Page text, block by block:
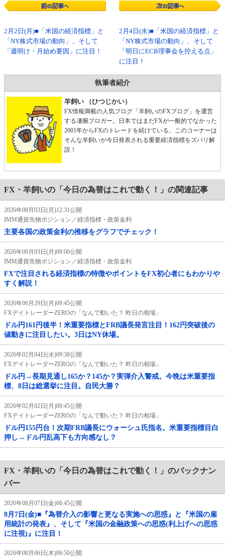
2月2日(月)■「米国の経済指標」と
「NY株式市場の動向」、そして
「週明け・月始め要因」に注目！
2月4日(水)■「米国の経済指標」と
「NY株式市場の動向」、そして
「明日にECB理事会を控える点」
に注目！
執筆者紹介
羊飼い （ひつじかい）
FX情報満載の人気ブログ「羊飼いのFXブログ」を運営
する凄腕ブロガー。日本ではまだFXが一般的でなかった
2001年からFXのトレードを続けている。このコーナーは
そんな羊飼いが今日発表される重要経済指標をズバリ解
説！
FX・羊飼いの「今日の為替はこれで動く！」の関連記事
2026年08月03日(月)12:31公開
IMM通貨先物ポジション／経済指標・政策金利
主要各国の政策金利の推移をグラフでチェック！
2026年08月03日(月)09:00公開
IMM通貨先物ポジション／経済指標・政策金利
FXで注目される経済指標の特徴やポイントをFX初心者にもわかりや
すく解説！
2026年06月29日(月)09:45公開
FXデイトレーダーZEROの「なんで動いた？ 昨日の相場」
ドル円161円後半！米重要指標とFRB議長発言注目！162円突破後の
値動きに注目したい。3日はNY休場。
2026年02月04日(水)09:38公開
FXデイトレーダーZEROの「なんで動いた？ 昨日の相場」
ドル円→長期見通し165か？145か？実弾介入警戒。今晩は米重要指
標、8日は総選挙に注目。自民大勝？
2026年02月02日(月)09:45公開
FXデイトレーダーZEROの「なんで動いた？ 昨日の相場」
ドル円155円台！次期FRB議長にウォーシュ氏指名。米重要指標目白
押し→ドル円乱高下も方向感なし？
FX・羊飼いの「今日の為替はこれで動く！」のバックナン
バー
2026年08月07日(金)06:45公開
8月7日(金)■『為替介入の影響と更なる実施への思惑』と『米国の雇
用統計の発表』、そして『米国の金融政策への思惑(利上げへの思惑
に注視)』に注目！
2026年08月06日(木)06:50公開